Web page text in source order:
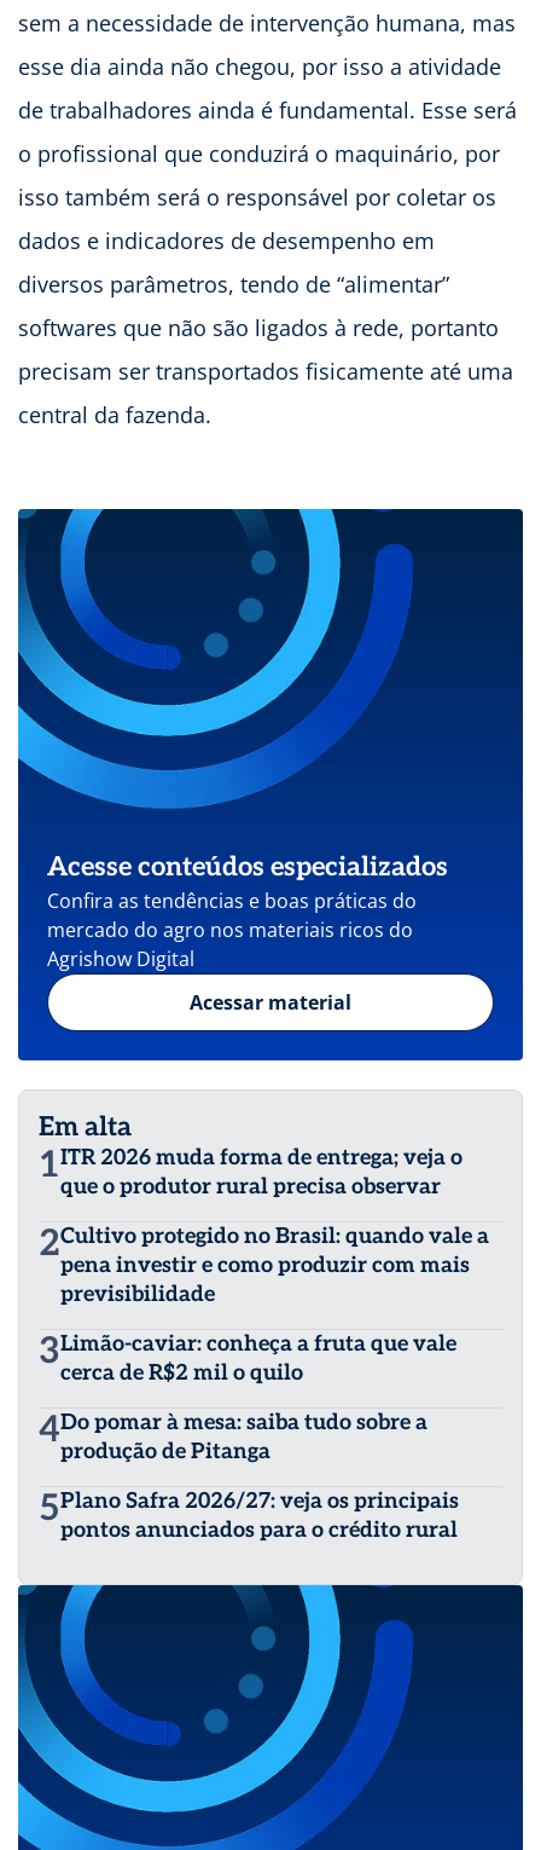
sem a necessidade de intervenção humana, mas
esse dia ainda não chegou, por isso a atividade
de trabalhadores ainda é fundamental. Esse será
o profissional que conduzirá o maquinário, por
isso também será o responsável por coletar os
dados e indicadores de desempenho em
diversos parâmetros, tendo de “alimentar”
softwares que não são ligados à rede, portanto
precisam ser transportados fisicamente até uma
central da fazenda.
Acesse conteúdos especializados
Confira as tendências e boas práticas do
mercado do agro nos materiais ricos do
Agrishow Digital
Acessar material
Em alta
1ITR 2026 muda forma de entrega; veja o
que o produtor rural precisa observar
2Cultivo protegido no Brasil: quando vale a
pena investir e como produzir com mais
previsibilidade
3Limão-caviar: conheça a fruta que vale
cerca de R$2 mil o quilo
4Do pomar à mesa: saiba tudo sobre a
produção de Pitanga
5Plano Safra 2026/27: veja os principais
pontos anunciados para o crédito rural